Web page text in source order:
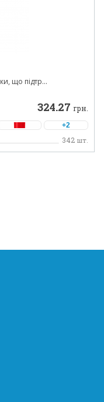
що підтр...
324.27 грн.
+2
342 шт.